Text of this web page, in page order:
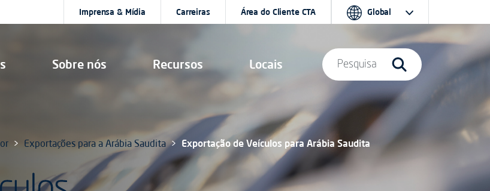
Sobre nós Recursos Locais
Imprensa & Mídia Carreiras Área do Cliente CTA Global
Pesquisa
Exportações para a Arábia Saudita Exportação de Veículos para Arábia Saudita